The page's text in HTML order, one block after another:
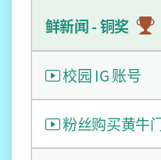
鲜新闻 - 铜奖
校园 IG 账号
粉丝购买黄